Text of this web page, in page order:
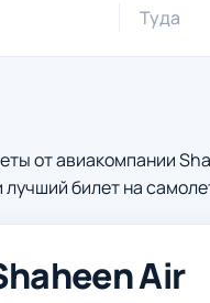
Туда
от авиакомпании
билет на
Air